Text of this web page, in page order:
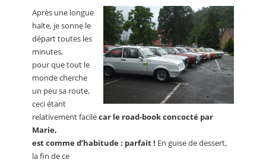
Après une longue
halte, je sonne le
départ toutes les
minutes,
pour que tout le
monde cherche
un peu sa route,
ceci étant
relativement facilecar le road-book concocté par
Marie,
est comme d’habitude : parfait ! En guise de dessert,
la fin de ce